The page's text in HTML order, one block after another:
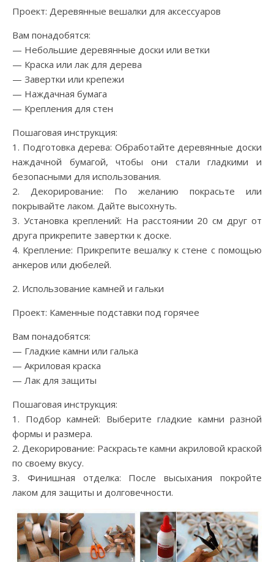
Проект: Деревянные вешалки для аксессуаров
Вам понадобятся:
— Небольшие деревянные доски или ветки
— Краска или лак для дерева
— Завертки или крепежи
— Наждачная бумага
— Крепления для стен
Пошаговая инструкция:
1. Подготовка дерева: Обработайте деревянные доски
наждачной бумагой, чтобы они стали гладкими и
безопасными для использования.
2. Декорирование: По желанию покрасьте или
покрывайте лаком. Дайте высохнуть.
3. Установка креплений: На расстоянии 20 см друг от
друга прикрепите завертки к доске.
4. Крепление: Прикрепите вешалку к стене с помощью
анкеров или дюбелей.
2. Использование камней и гальки
Проект: Каменные подставки под горячее
Вам понадобятся:
— Гладкие камни или галька
— Акриловая краска
— Лак для защиты
Пошаговая инструкция:
1. Подбор камней: Выберите гладкие камни разной
формы и размера.
2. Декорирование: Раскрасьте камни акриловой краской
по своему вкусу.
3. Финишная отделка: После высыхания покройте
лаком для защиты и долговечности.